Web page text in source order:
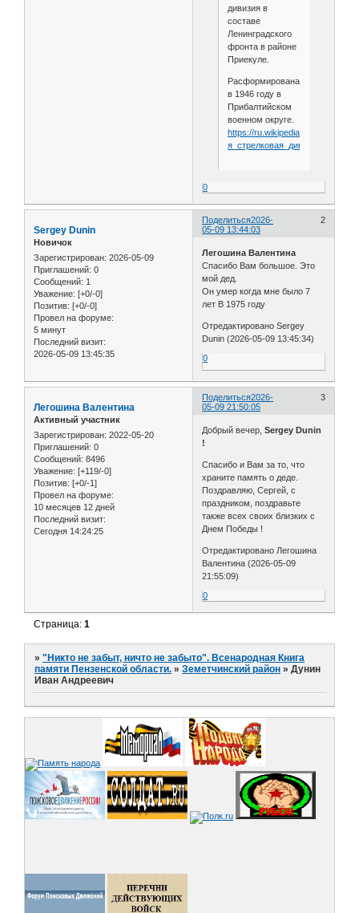
дивизия в
составе
Ленинградского
фронта в районе
Приекуле.
Расформирована
в 1946 году в
Прибалтийском
военном округе.
https://ru.wikipedia.org/wiki/332-
я_стрелковая_дивизия
0
Поделиться 2
2026-
05-09 13:44:03
Sergey Dunin
Новичок
Зарегистрирован: 2026-05-09
Приглашений: 0
Сообщений: 1
Уважение: [+0/-0]
Позитив: [+0/-0]
Провел на форуме:
5 минут
Последний визит:
2026-05-09 13:45:35
Легошина Валентина
Спасибо Вам большое. Это
мой дед.
Он умер когда мне было 7
лет В 1975 году
Отредактировано Sergey
Dunin (2026-05-09 13:45:34)
0
Поделиться 3
2026-
05-09 21:50:05
Легошина Валентина
Активный участник
Зарегистрирован: 2022-05-20
Приглашений: 0
Сообщений: 8496
Уважение: [+119/-0]
Позитив: [+0/-1]
Провел на форуме:
10 месяцев 12 дней
Последний визит:
Сегодня 14:24:25
Добрый вечер,Sergey Dunin
!
Спасибо и Вам за то, что
храните память о деде.
Поздравляю, Сергей, с
праздником, поздравьте
также всех своих близких с
Днем Победы !
Отредактировано Легошина
Валентина (2026-05-09
21:55:09)
0
Страница:1
»"Никто не забыт, ничто не забыто". Всенародная Книга
памяти Пензенской области. »Земетчинский район »Дунин
Иван Андреевич